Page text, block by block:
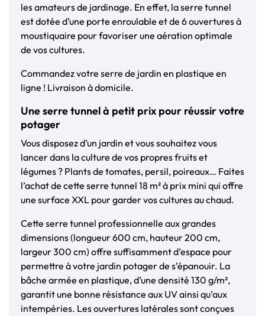
les amateurs de jardinage. En effet, la serre tunnel
est dotée d’une porte enroulable et de 6 ouvertures à
moustiquaire pour favoriser une aération optimale
de vos cultures.
Commandez votre serre de jardin en plastique en
ligne ! Livraison à domicile.
Une serre tunnel à petit prix pour réussir votre
potager
Vous disposez d’un jardin et vous souhaitez vous
lancer dans la culture de vos propres fruits et
légumes ? Plants de tomates, persil, poireaux… Faites
l’achat de cette serre tunnel 18 m² à prix mini qui offre
une surface XXL pour garder vos cultures au chaud.
Cette serre tunnel professionnelle aux grandes
dimensions (longueur 600 cm, hauteur 200 cm,
largeur 300 cm) offre suffisamment d’espace pour
permettre à votre jardin potager de s’épanouir. La
bâche armée en plastique, d’une densité 130 g/m²,
garantit une bonne résistance aux UV ainsi qu’aux
intempéries. Les ouvertures latérales sont conçues